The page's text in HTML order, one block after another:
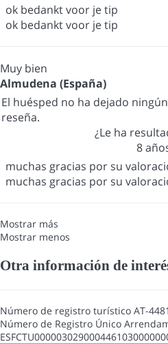
ok bedankt voor je tip
ok bedankt voor je tip
Muy bien
Almudena (España)
El huésped no ha dejado
reseña.
¿Le ha
8
muchas gracias por su
muchas gracias por su
Mostrar más
Mostrar menos
Otra información de
Número de registro turístico AT-
Número de Registro Único